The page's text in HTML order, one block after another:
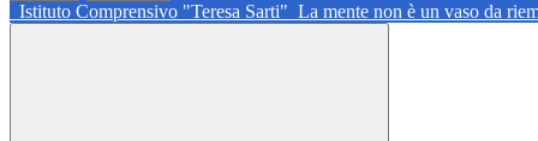
Istituto Comprensivo "Teresa Sarti" La mente non è un vaso da